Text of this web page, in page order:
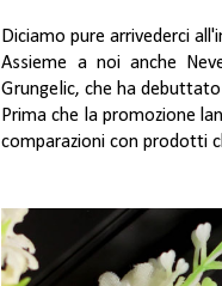
Diciamo pure arrivederci
Assieme a noi anche
Grungelic, che ha
Prima che la promozione
comparazioni con prodotti